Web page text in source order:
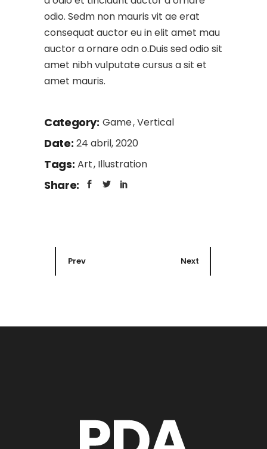
odio. Sedm non mauris vit ae erat
consequat auctor eu in elit amet mau
auctor a ornare odn o.Duis sed odio sit
amet nibh vulputate cursus a sit et
amet mauris.
Category: Game Vertical
Date: 24 abril, 2020
Tags: Art Illustration
Share:
Prev Next